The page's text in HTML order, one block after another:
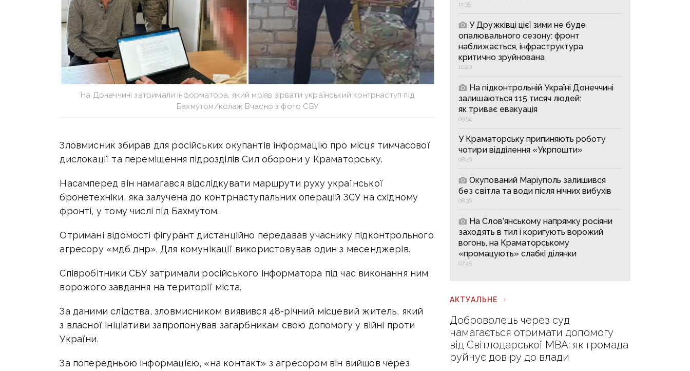
На Донеччині затримали інформатора, який мріяв зірвати український контрнаступ під
Бахмутом/колаж Вчасно з фото СБУ
Зловмисник збирав для російських окупантів інформацію про місця тимчасової
дислокації та переміщення підрозділів Сил оборони у Краматорську.
Насамперед він намагався відслідкувати маршрути руху української
бронетехніки, яка залучена до контрнаступальних операцій ЗСУ на східному
фронті, у тому числі під Бахмутом.
Отримані відомості фігурант дистанційно передавав учаснику підконтрольного
агресору «мдб днр». Для комунікації використовував один з месенджерів.
Співробітники СБУ затримали російського інформатора під час виконання ним
ворожого завдання на території міста.
За даними слідства, зловмисником виявився 48-річний місцевий житель, який
з власної ініціативи запропонував загарбникам свою допомогу у війні проти
України.
За попередньою інформацією, «на контакт» з агресором він вийшов через
11:35
У Дружківці цієї зими не буде
опалювального сезону: фронт
наближається, інфраструктура
критично зруйнована
10:20
На підконтрольній Україні Донеччині
залишаються 115 тисяч людей:
як триває евакуація
09:54
У Краматорську припиняють роботу
чотири відділення «Укрпошти»
08:46
Окупований Маріуполь залишився
без світла та води після нічних вибухів
08:36
На Слов’янському напрямку росіяни
заходять в тил і коригують ворожий
вогонь, на Краматорському
«промацують» слабкі ділянки
07:45
АКТУАЛЬНЕ
Доброволець через суд
намагається отримати допомогу
від Світлодарської МВА: як громада
руйнує довіру до влади